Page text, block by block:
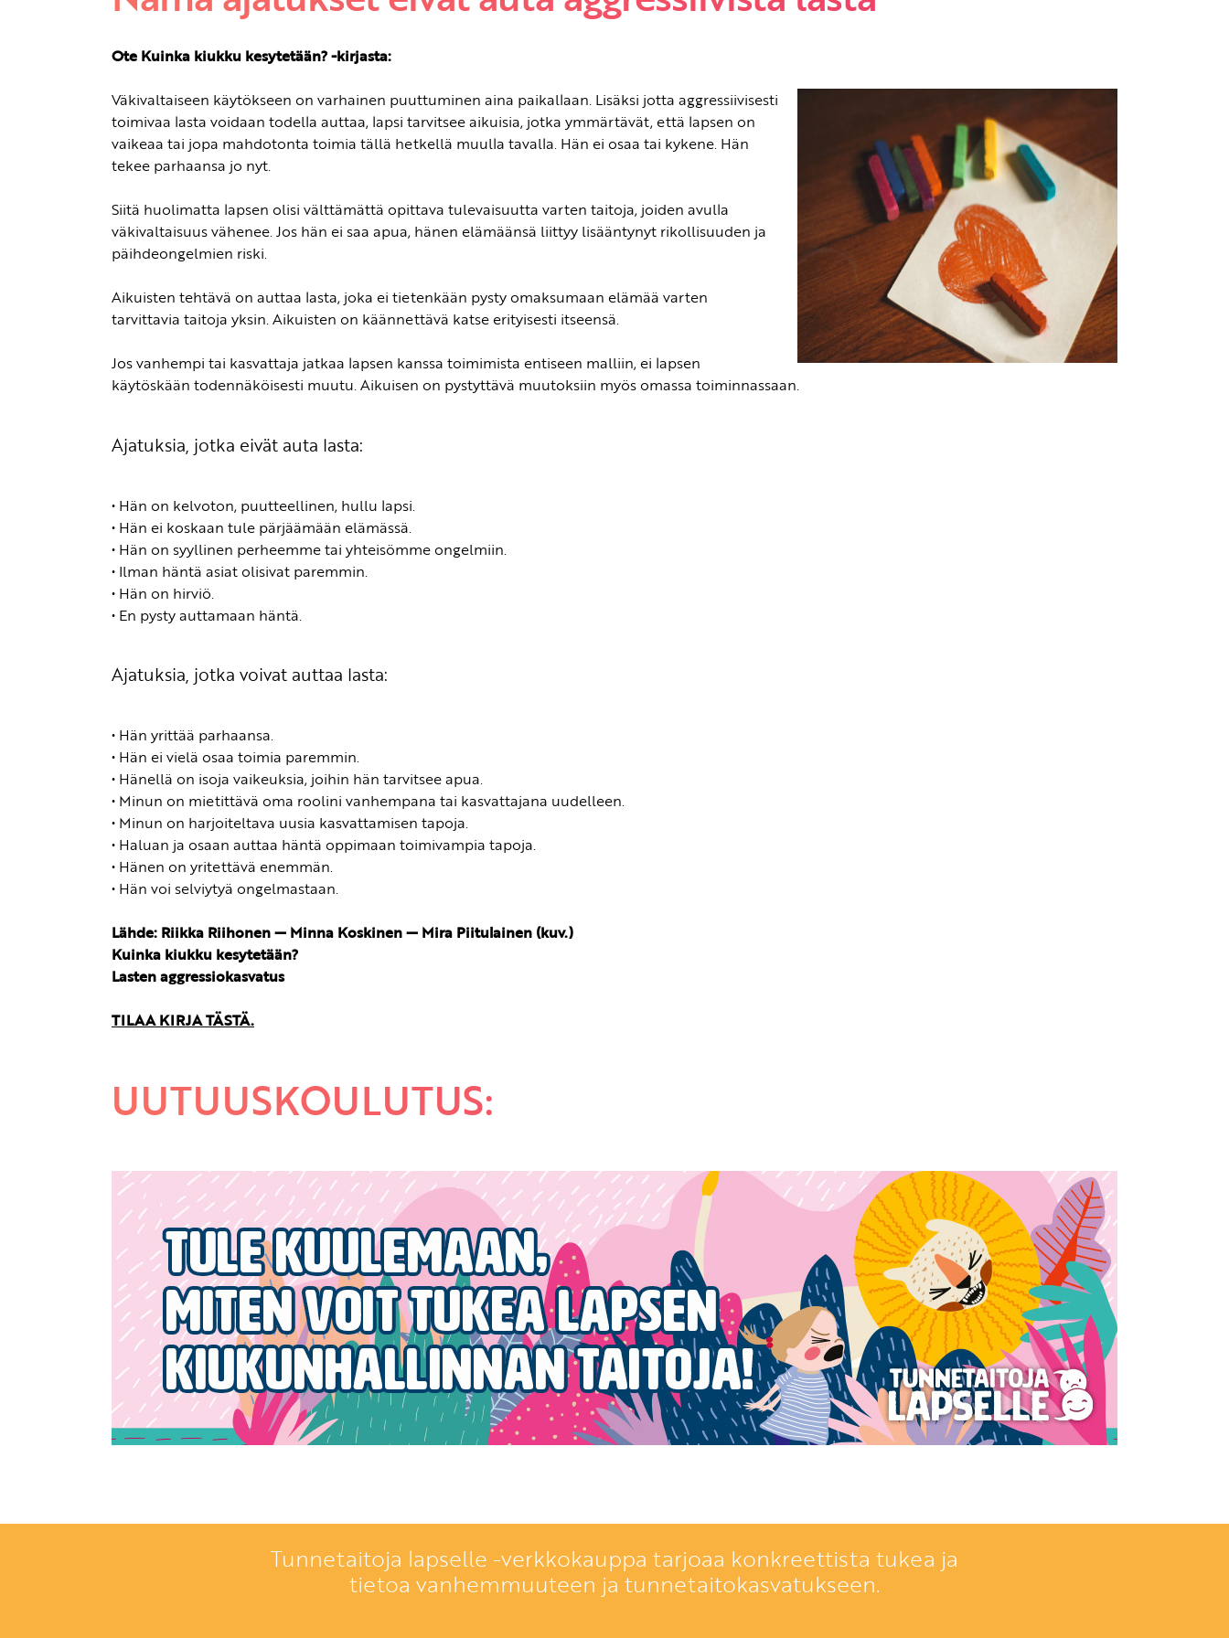
Ote Kuinka kiukku kesytetään? -kirjasta:
Väkivaltaiseen käytökseen on varhainen puuttuminen aina paikallaan. Lisäksi jotta aggressiivisesti
toimivaa lasta voidaan todella auttaa, lapsi tarvitsee aikuisia, jotka ymmärtävät, että lapsen on
vaikeaa tai jopa mahdotonta toimia tällä hetkellä muulla tavalla. Hän ei osaa tai kykene. Hän
tekee parhaansa jo nyt.
Siitä huolimatta lapsen olisi välttämättä opittava tulevaisuutta varten taitoja, joiden avulla
väkivaltaisuus vähenee. Jos hän ei saa apua, hänen elämäänsä liittyy lisääntynyt rikollisuuden ja
päihdeongelmien riski.
Aikuisten tehtävä on auttaa lasta, joka ei tietenkään pysty omaksumaan elämää varten
tarvittavia taitoja yksin. Aikuisten on käännettävä katse erityisesti itseensä.
Jos vanhempi tai kasvattaja jatkaa lapsen kanssa toimimista entiseen malliin, ei lapsen
käytöskään todennäköisesti muutu. Aikuisen on pystyttävä muutoksiin myös omassa toiminnassaan.
Ajatuksia, jotka eivät auta lasta:
• Hän on kelvoton, puutteellinen, hullu lapsi.
• Hän ei koskaan tule pärjäämään elämässä.
• Hän on syyllinen perheemme tai yhteisömme ongelmiin.
• Ilman häntä asiat olisivat paremmin.
• Hän on hirviö.
• En pysty auttamaan häntä.
Ajatuksia, jotka voivat auttaa lasta:
• Hän yrittää parhaansa.
• Hän ei vielä osaa toimia paremmin.
• Hänellä on isoja vaikeuksia, joihin hän tarvitsee apua.
• Minun on mietittävä oma roolini vanhempana tai kasvattajana uudelleen.
• Minun on harjoiteltava uusia kasvattamisen tapoja.
• Haluan ja osaan auttaa häntä oppimaan toimivampia tapoja.
• Hänen on yritettävä enemmän.
• Hän voi selviytyä ongelmastaan.
Lähde: Riikka Riihonen — Minna Koskinen — Mira Piitulainen (kuv.)
Kuinka kiukku kesytetään?
Lasten aggressiokasvatus
TILAA KIRJA TÄSTÄ.
UUTUUSKOULUTUS:
Tunnetaitoja lapselle -verkkokauppa tarjoaa konkreettista tukea ja
tietoa vanhemmuuteen ja tunnetaitokasvatukseen.